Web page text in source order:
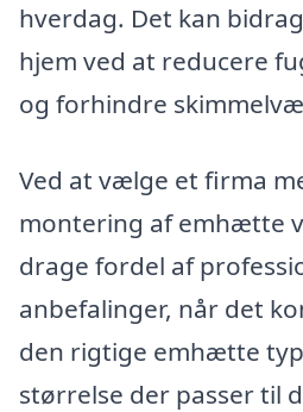
hverdag. Det kan
hjem ved at reducere
og forhindre
Ved at vælge et firma
montering af emhætte
drage fordel af
anbefalinger, når det
den rigtige emhætte
størrelse der passer til